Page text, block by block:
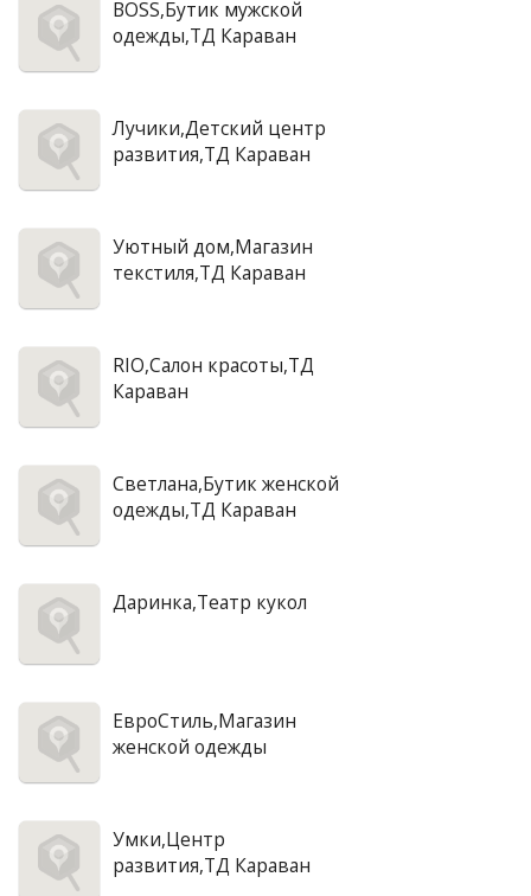
BOSS,Бутик мужской
одежды,ТД Караван
Лучики,Детский центр
развития,ТД Караван
Уютный дом,Магазин
текстиля,ТД Караван
RIO,Салон красоты,ТД
Караван
Светлана,Бутик женской
одежды,ТД Караван
Даринка,Театр кукол
ЕвроСтиль,Магазин
женской одежды
Умки,Центр
развития,ТД Караван